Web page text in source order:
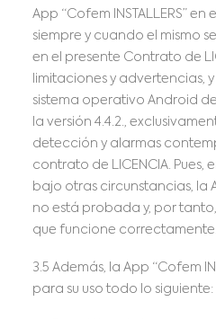
App “Cofem INSTALLERS”
siempre y cuando el mismo
en el presente Contrato de
limitaciones y advertencias,
sistema operativo Android
la versión 4.4.2.,
detección y alarmas
contrato de LICENCIA.
bajo otras circunstancias, la
no está probada y, por
que funcione correctamente.
3.5 Además, la App “Cofem
para su uso todo lo siguiente: